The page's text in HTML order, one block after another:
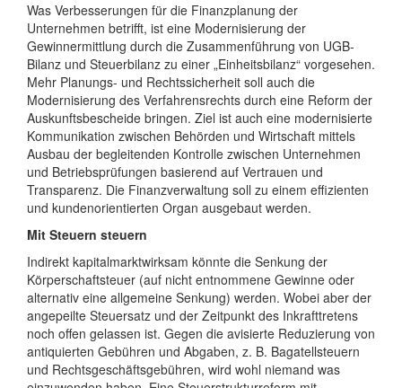
Was Verbesserungen für die Finanzplanung der
Unternehmen betrifft, ist eine Modernisierung der
Gewinnermittlung durch die Zusammenführung von UGB-
Bilanz und Steuerbilanz zu einer „Einheitsbilanz“ vorgesehen.
Mehr Planungs- und Rechtssicherheit soll auch die
Modernisierung des Verfahrensrechts durch eine Reform der
Auskunftsbescheide bringen. Ziel ist auch eine modernisierte
Kommunikation zwischen Behörden und Wirtschaft mittels
Ausbau der begleitenden Kontrolle zwischen Unternehmen
und Betriebsprüfungen basierend auf Vertrauen und
Transparenz. Die Finanzverwaltung soll zu einem effizienten
und kundenorientierten Organ ausgebaut werden.
Mit Steuern steuern
Indirekt kapitalmarktwirksam könnte die Senkung der
Körperschaftsteuer (auf nicht entnommene Gewinne oder
alternativ eine allgemeine Senkung) werden. Wobei aber der
angepeilte Steuersatz und der Zeitpunkt des Inkrafttretens
noch offen gelassen ist. Gegen die avisierte Reduzierung von
antiquierten Gebühren und Abgaben, z. B. Bagatellsteuern
und Rechtsgeschäftsgebühren, wird wohl niemand was